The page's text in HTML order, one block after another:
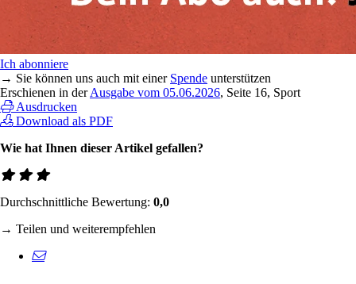
Ich abonniere
→ Sie können uns auch mit einer Spende unterstützen
Erschienen in derAusgabe vom 05.06.2026, Seite 16, Sport
Ausdrucken
Download als PDF
Wie hat Ihnen dieser Artikel gefallen?
Durchschnittliche Bewertung: 0,0
→ Teilen und weiterempfehlen